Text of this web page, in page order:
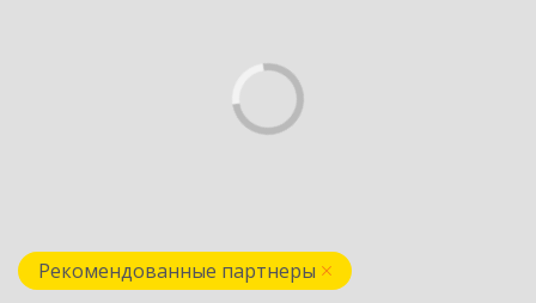
Рекомендованные партнеры